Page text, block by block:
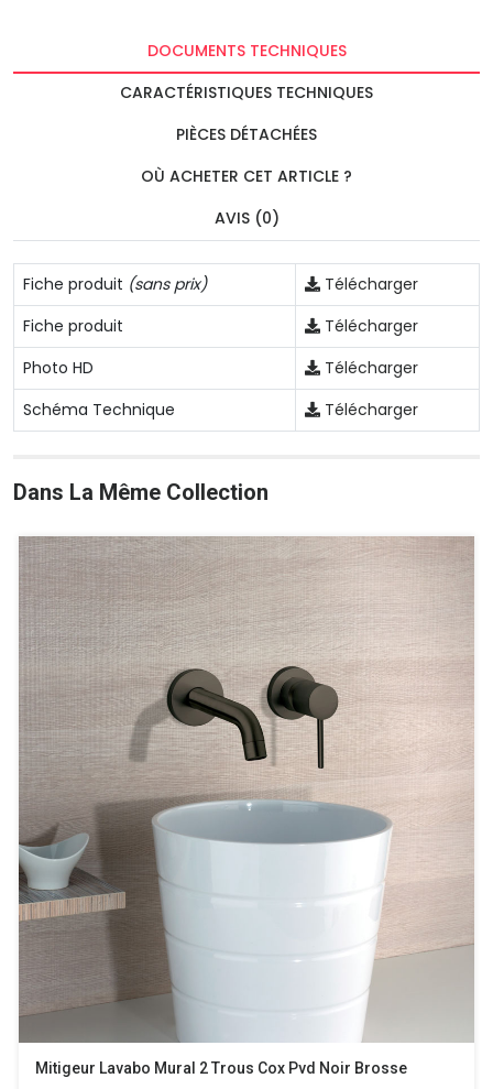
DOCUMENTS TECHNIQUES
CARACTÉRISTIQUES TECHNIQUES
PIÈCES DÉTACHÉES
OÙ ACHETER CET ARTICLE ?
AVIS (0)
Fiche produit (sans prix)
Télécharger
Fiche produit
Télécharger
Photo HD
Télécharger
Schéma Technique
Télécharger
Dans La Même Collection
Mitigeur Lavabo Mural 2 Trous Cox Pvd Noir Brosse